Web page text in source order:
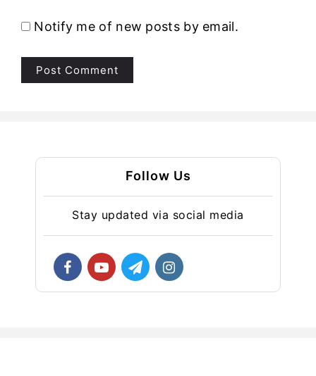
Notify me of new posts by email.
Follow Us
Stay updated via social media